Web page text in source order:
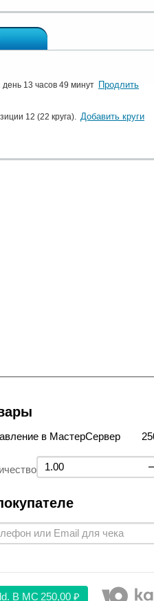
день 13 часов 49 минут Продлить
12 (22 круга). Добавить круги
в МастерСервер
В МС 250,00 ₽